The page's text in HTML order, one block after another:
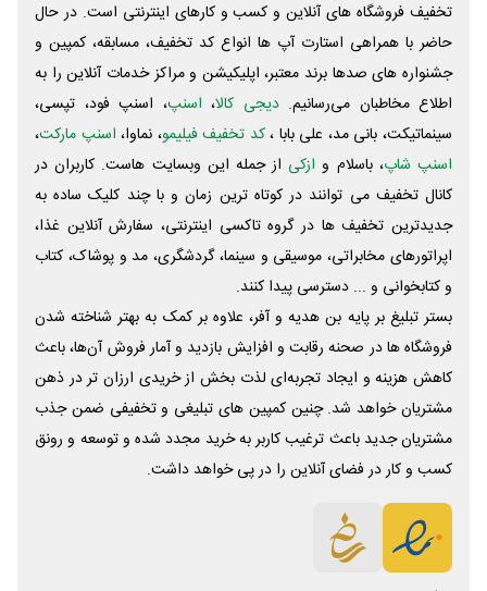
تخفیف فروشگاه های آنلاین و کسب و‌ کارهای اینترنتی است. در حال
حاضر با همراهی استارت آپ ها انواع کد تخفیف، مسابقه، کمپین و
جشنواره های صدها برند معتبر، اپلیکیشن و مراکز خدمات آنلاین را به
اطلاع مخاطبان می‌رسانیم. دیجی کالا، اسنپ، اسنپ فود، تپسی،
سینماتیکت، بانی مد، علی‌ بابا ،کد تخفیف فیلیمو، نماوا، اسنپ مارکت،
اسنپ شاپ، باسلام و ازکی از جمله این وبسایت ‌هاست. کاربران در
کانال تخفیف می توانند در کوتاه ترین زمان و با چند کلیک ساده به
جدیدترین تخفیف ها در گروه تاکسی اینترنتی، سفارش آنلاین غذا،
اپراتورهای مخابراتی، موسیقی و سینما، گردشگری، مد و پوشاک، کتاب
و کتابخوانی و ... دسترسی پیدا کنند.
بستر تبلیغ بر پایه بن هدیه و آفر، علاوه بر کمک به بهتر شناخته شدن
فروشگاه ها در صحنه رقابت و افزایش بازدید و آمار فروش آن‌ها، باعث
کاهش هزینه و ایجاد تجربه‌ای لذت بخش از خریدی ارزان تر در ذهن
مشتریان خواهد شد. چنین کمپین های تبلیغی و تخفیفی ضمن جذب
مشتریان جدید باعث ترغیب کاربر به خرید مجدد شده و توسعه و رونق
کسب و کار در فضای آنلاین را در پی خواهد داشت.